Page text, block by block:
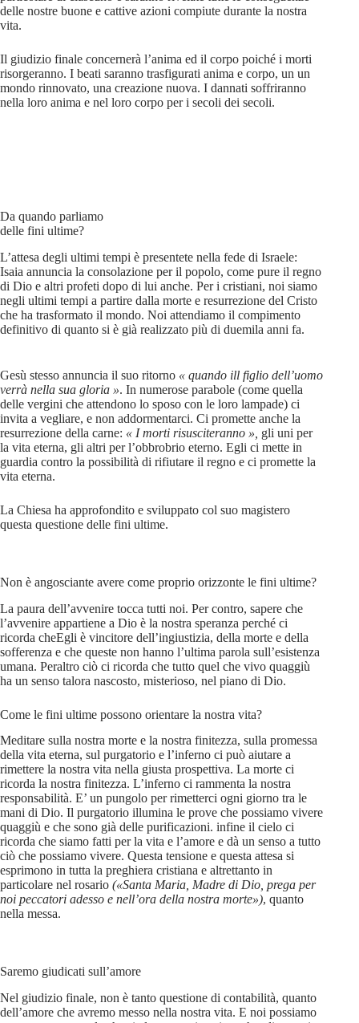
delle nostre buone e cattive azioni compiute durante la nostra
vita.
Il giudizio finale concernerà l’anima ed il corpo poiché i morti
risorgeranno. I beati saranno trasfigurati anima e corpo, un un
mondo rinnovato, una creazione nuova. I dannati soffriranno
nella loro anima e nel loro corpo per i secoli dei secoli.
Da quando parliamo
delle fini ultime?
L’attesa degli ultimi tempi è presentete nella fede di Israele:
Isaia annuncia la consolazione per il popolo, come pure il regno
di Dio e altri profeti dopo di lui anche. Per i cristiani, noi siamo
negli ultimi tempi a partire dalla morte e resurrezione del Cristo
che ha trasformato il mondo. Noi attendiamo il compimento
definitivo di quanto si è già realizzato più di duemila anni fa.
Gesù stesso annuncia il suo ritorno « quando ill figlio dell’uomo
verrà nella sua gloria ». In numerose parabole (come quella
delle vergini che attendono lo sposo con le loro lampade) ci
invita a vegliare, e non addormentarci. Ci promette anche la
resurrezione della carne: « I morti risusciteranno », gli uni per
la vita eterna, gli altri per l’obbrobrio eterno. Egli ci mette in
guardia contro la possibilità di rifiutare il regno e ci promette la
vita eterna.
La Chiesa ha approfondito e sviluppato col suo magistero
questa questione delle fini ultime.
Non è angosciante avere come proprio orizzonte le fini ultime?
La paura dell’avvenire tocca tutti noi. Per contro, sapere che
l’avvenire appartiene a Dio è la nostra speranza perché ci
ricorda cheEgli è vincitore dell’ingiustizia, della morte e della
sofferenza e che queste non hanno l’ultima parola sull’esistenza
umana. Peraltro ciò ci ricorda che tutto quel che vivo quaggiù
ha un senso talora nascosto, misterioso, nel piano di Dio.
Come le fini ultime possono orientare la nostra vita?
Meditare sulla nostra morte e la nostra finitezza, sulla promessa
della vita eterna, sul purgatorio e l’inferno ci può aiutare a
rimettere la nostra vita nella giusta prospettiva. La morte ci
ricorda la nostra finitezza. L’inferno ci rammenta la nostra
responsabilità. E’ un pungolo per rimetterci ogni giorno tra le
mani di Dio. Il purgatorio illumina le prove che possiamo vivere
quaggiù e che sono già delle purificazioni. infine il cielo ci
ricorda che siamo fatti per la vita e l’amore e dà un senso a tutto
ciò che possiamo vivere. Questa tensione e questa attesa si
esprimono in tutta la preghiera cristiana e altrettanto in
particolare nel rosario («Santa Maria, Madre di Dio, prega per
noi peccatori adesso e nell’ora della nostra morte»), quanto
nella messa.
Saremo giudicati sull’amore
Nel giudizio finale, non è tanto questione di contabilità, quanto
dell’amore che avremo messo nella nostra vita. E noi possiamo